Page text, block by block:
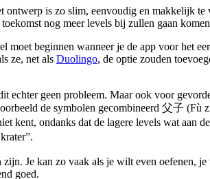
ontwerp is zo slim, eenvoudig en makkelijk
nog meer levels bij zullen gaan
beginnen wanneer je de app voor het
ze, net als Duolingo, de optie zouden
geen probleem. Maar ook voor
de symbolen gecombineerd 父子 (Fù
kent, ondanks dat de lagere levels wat aan
Je kan zo vaak als je wilt even oefenen,
goed.